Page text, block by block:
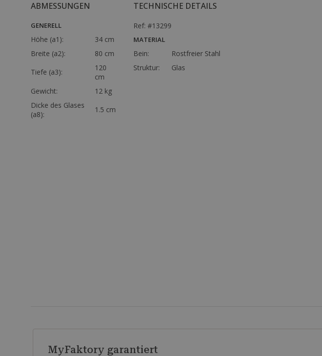
ABMESSUNGEN
GENERELL
Höhe (a1):
34 cm
Breite (a2):
80 cm
Tiefe (a3):
120
cm
Gewicht:
12 kg
Dicke des Glases
(a8):
1.5 cm
TECHNISCHE DETAILS
Ref: #13299
MATERIAL
Bein:
Rostfreier Stahl
Struktur:
Glas
MyFaktory garantiert